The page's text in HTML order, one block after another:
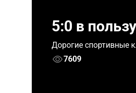
5:0 в
Дорогие спортивные
7609